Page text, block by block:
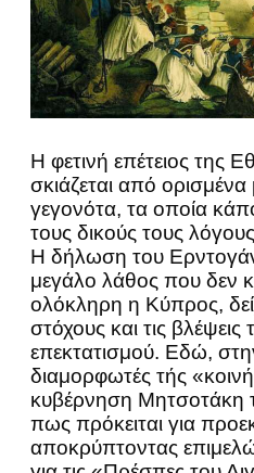
Η φετινή επέτειος της
σκιάζεται από
γεγονότα, τα οποία
τους δικούς τους
Η δήλωση του
μεγάλο λάθος που δεν
ολόκληρη η Κύπρος,
στόχους και τις
επεκτατισμού. Εδώ,
διαμορφωτές τής
κυβέρνηση Μητσοτάκη
πως πρόκειται για
αποκρύπτοντας